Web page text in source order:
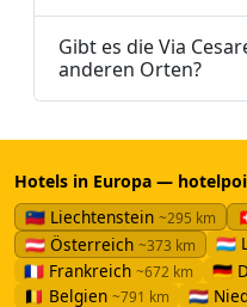
Gibt es die Via
anderen Orten?
Hotels in Europa —
🇱🇮 Liechtenstein ~295 km
🇦🇹 Österreich ~373 km 🇱🇺
🇫🇷 Frankreich ~672 km 🇩🇪
🇧🇪 Belgien ~791 km 🇳🇱